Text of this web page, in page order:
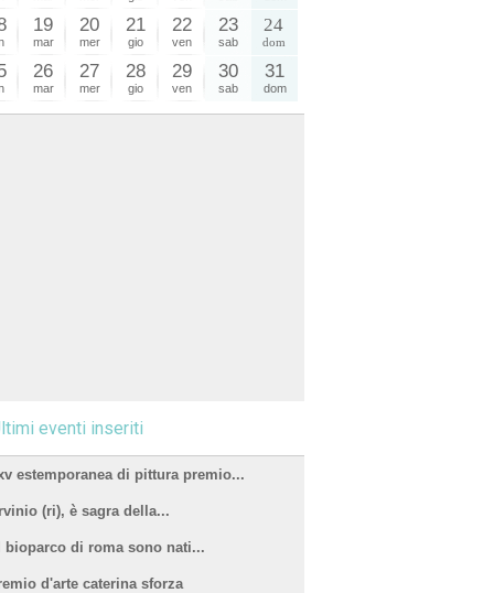
19
mar
20
mer
21
gio
22
ven
23
sab
24
dom
26
mar
27
mer
28
gio
29
ven
30
sab
31
dom
eventi inseriti
estemporanea di pittura premio...
(ri), è sagra della...
bioparco di roma sono nati...
d'arte caterina sforza